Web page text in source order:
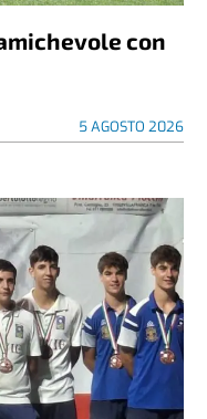
con
5 AGOSTO 2026